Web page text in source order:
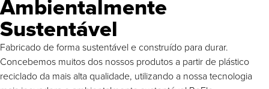
Ambientalmente
Sustentável
Fabricado de forma sustentável e construído para durar.
Concebemos muitos dos nossos produtos a partir de plástico
reciclado da mais alta qualidade, utilizando a nossa tecnologia